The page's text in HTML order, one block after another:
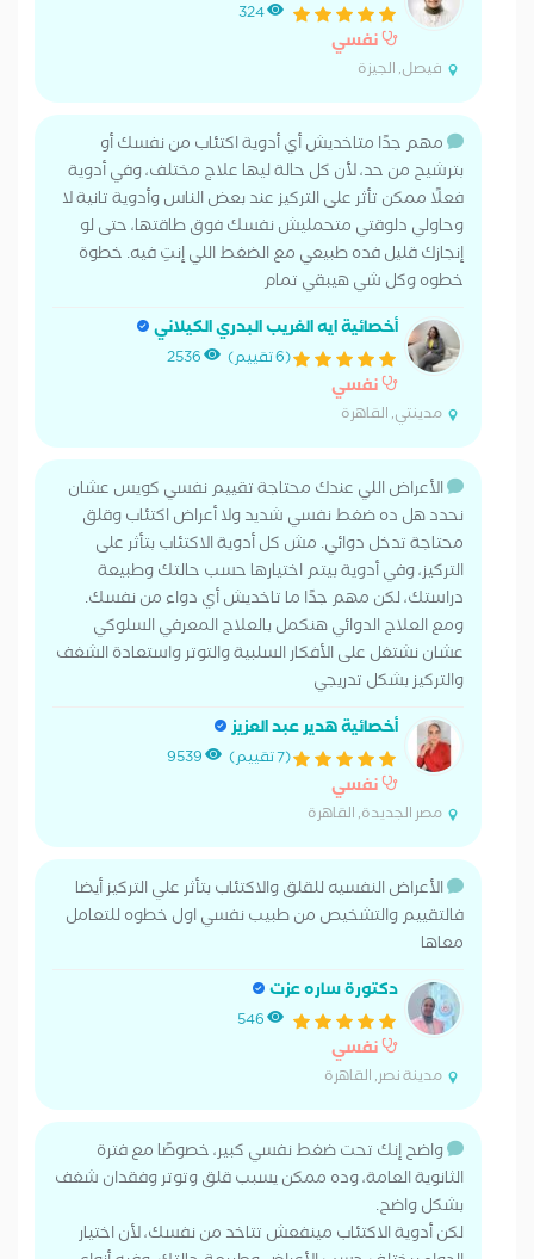
324
نفسي
فيصل, الجيزة
مهم جدًا متاخديش أي أدوية اكتئاب من نفسك أو
بترشيح من حد، لأن كل حالة ليها علاج مختلف، وفي أدوية
فعلًا ممكن تأثر على التركيز عند بعض الناس وأدوية تانية لا
وحاولي دلوقتي متحمليش نفسك فوق طاقتها، حتى لو
إنجازك قليل فده طبيعي مع الضغط اللي إنتِ فيه. خطوة
خطوه وكل شي هيبقي تمام
أخصائية ايه الغريب البدري الكيلاني
(6 تقييم) 2536
نفسي
مدينتي, القاهرة
الأعراض اللي عندك محتاجة تقييم نفسي كويس عشان
نحدد هل ده ضغط نفسي شديد ولا أعراض اكتئاب وقلق
محتاجة تدخل دوائي. مش كل أدوية الاكتئاب بتأثر على
التركيز، وفي أدوية بيتم اختيارها حسب حالتك وطبيعة
دراستك، لكن مهم جدًا ما تاخديش أي دواء من نفسك.
ومع العلاج الدوائي هنكمل بالعلاج المعرفي السلوكي
عشان نشتغل على الأفكار السلبية والتوتر واستعادة الشغف
والتركيز بشكل تدريجي
أخصائية هدير عبد العزيز
(7 تقييم) 9539
نفسي
مصر الجديدة, القاهرة
الأعراض النفسيه للقلق والاكتئاب بتأثر علي التركيز أيضا
فالتقييم والتشخيص من طبيب نفسي اول خطوه للتعامل
معاها
دكتورة ساره عزت
546
نفسي
مدينة نصر, القاهرة
واضح إنك تحت ضغط نفسي كبير، خصوصًا مع فترة
الثانوية العامة، وده ممكن يسبب قلق وتوتر وفقدان شغف
بشكل واضح.
لكن أدوية الاكتئاب مينفعش تتاخد من نفسك، لأن اختيار